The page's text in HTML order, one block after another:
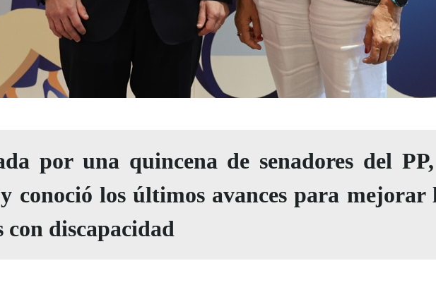
por una quincena de senadores del
conoció los últimos avances para mejorar
con discapacidad